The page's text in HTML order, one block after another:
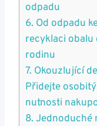
odpadu
6. Od odpadu
recyklaci obalu
rodinu
7. Okouzlující
Přidejte
nutnosti
8. Jednoduché